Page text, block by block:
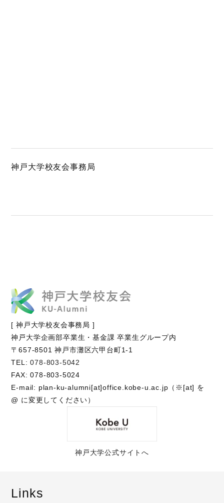
神戸大学校友会事務局
[ 神戸大学校友会事務局 ]
神戸大学企画部卒業生・基金課 卒業生グループ内
〒657-8501 神戸市灘区六甲台町1-1
TEL:078-803-5042
FAX: 078-803-5024
E-mail: plan-ku-alumni[at]office.kobe-u.ac.jp（※[at] を
@ に変更してください）
神戸大学公式サイトへ
Links